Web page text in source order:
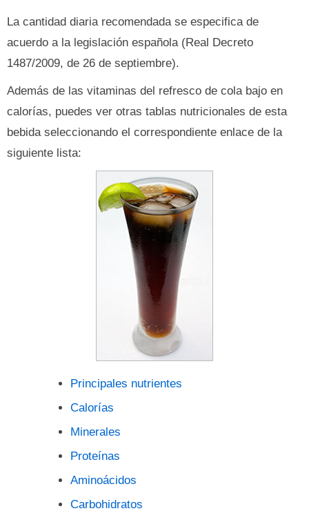
La cantidad diaria recomendada se especifica de
acuerdo a la legislación española (Real Decreto
1487/2009, de 26 de septiembre).
Además de las vitaminas del refresco de cola bajo en
calorías, puedes ver otras tablas nutricionales de esta
bebida seleccionando el correspondiente enlace de la
siguiente lista:
Principales nutrientes
Calorías
Minerales
Proteínas
Aminoácidos
Carbohidratos